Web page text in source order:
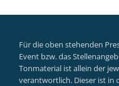
Für die oben stehenden
Event bzw. das
Tonmaterial ist allein der
verantwortlich. Dieser ist in